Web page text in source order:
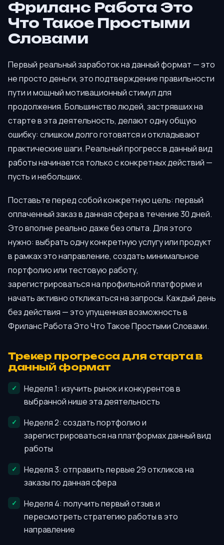
Фриланс Работа Это
Что Такое Простыми
Словами
Первый реальный заработок на данный формат — это
не просто деньги, это подтверждение правильности
пути и мощный мотивационный стимул для
продолжения. Большинство людей, застрявших на
старте в эта деятельность, делают одну общую
ошибку: слишком долго готовятся и откладывают
практические шаги. Реальный прогресс в данный вид
работы начинается только с конкретных действий —
пусть и небольших.
Поставьте перед собой конкретную цель: первый
оплаченный заказ в данная сфера в течение 30 дней.
Это вполне реально даже без опыта. Для этого
нужно: выбрать одну конкретную услугу или продукт
в рамках это направление, создать минимальное
портфолио или тестовую работу,
зарегистрироваться на профильной платформе и
начать активно откликаться на запросы. Каждый день
без действия — это упущенная возможность в
Фриланс Работа Это Что Такое Простыми Словами.
Трекер прогресса для старта в
данный формат
Неделя 1: изучить рынок и конкурентов в
выбранной нише эта деятельность
Неделя 2: создать портфолио и
зарегистрироваться на платформах данный вид
работы
Неделя 3: отправить первые 29 откликов на
заказы по данная сфера
Неделя 4: получить первый отзыв и
пересмотреть стратегию работы в это
направление